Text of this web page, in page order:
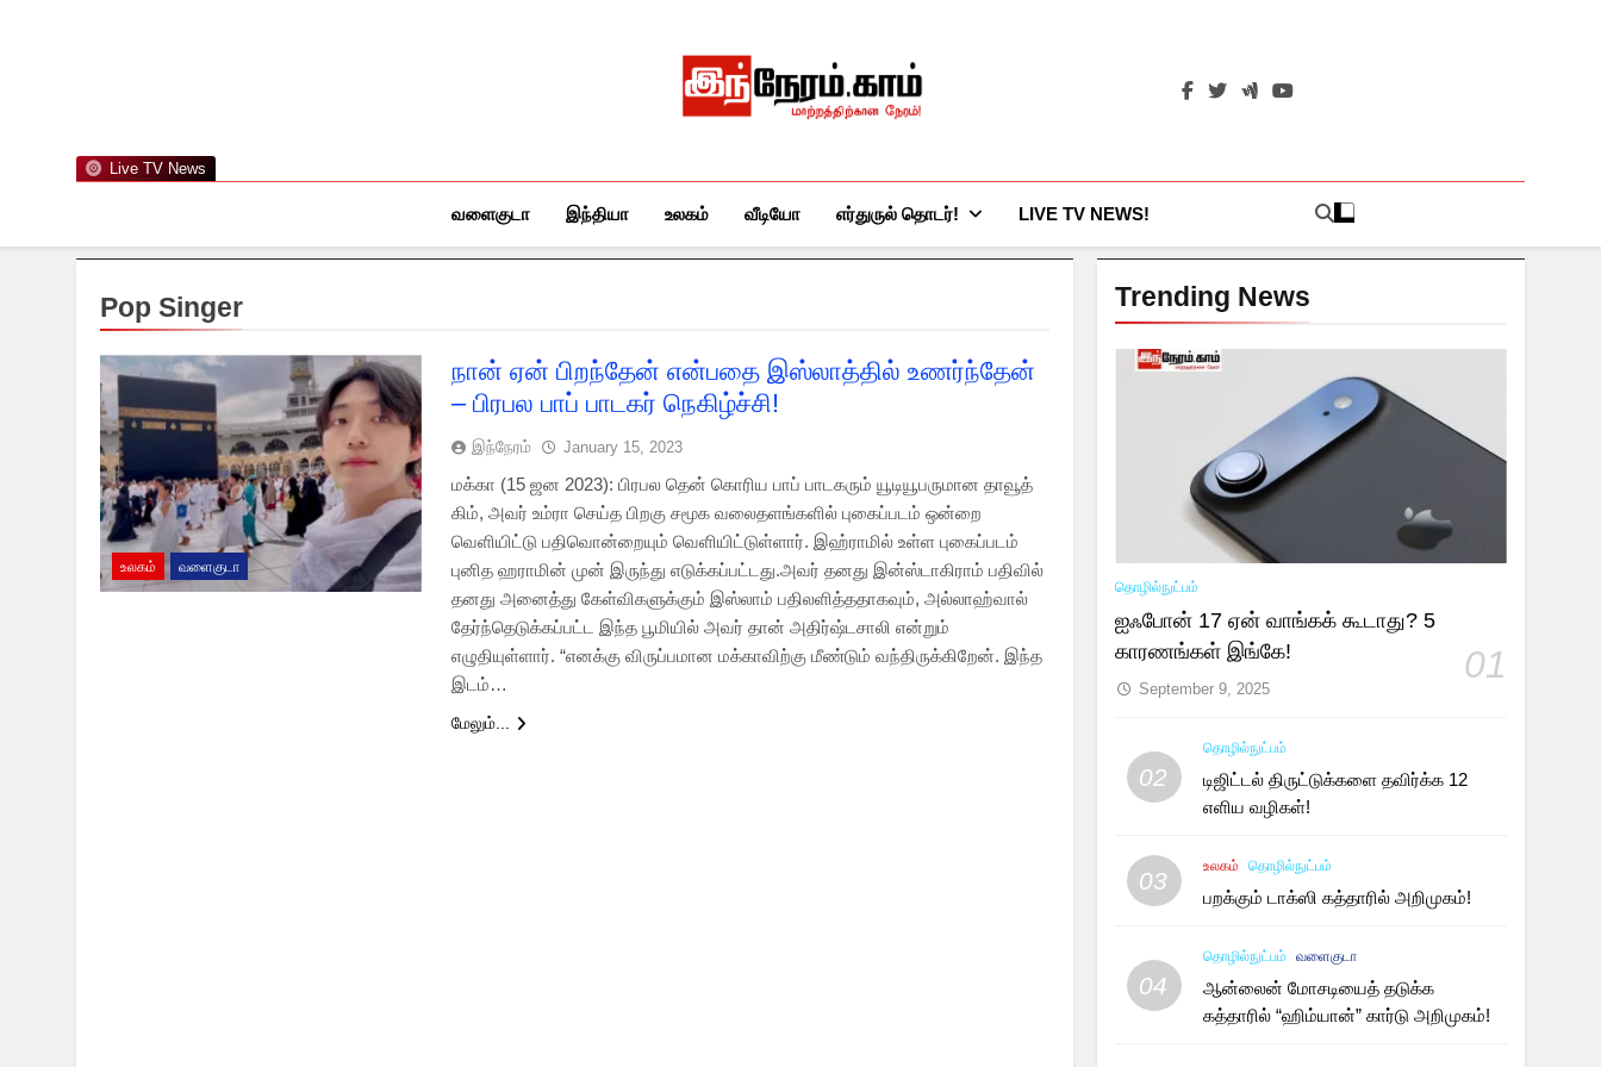
Live TV News இந்நேரம்.காம்
வளைகுடா இந்தியா உலகம் வீடியோ எர்துருல் தொடர்! LIVE TV NEWS!
Pop Singer
உலகம் வளைகுடா
நான் ஏன் பிறந்தேன் என்பதை இஸ்லாத்தில் உணர்ந்தேன்
– பிரபல பாப் பாடகர் நெகிழ்ச்சி!
இந்நேரம் January 15, 2023
மக்கா (15 ஜன 2023): பிரபல தென் கொரிய பாப் பாடகரும் யூடியூபருமான தாவூத்
கிம், அவர் உம்ரா செய்த பிறகு சமூக வலைதளங்களில் புகைப்படம் ஒன்றை
வெளியிட்டு பதிவொன்றையும் வெளியிட்டுள்ளார். இஹ்ராமில் உள்ள புகைப்படம்
புனித ஹராமின் முன் இருந்து எடுக்கப்பட்டது.அவர் தனது இன்ஸ்டாகிராம் பதிவில்
தனது அனைத்து கேள்விகளுக்கும் இஸ்லாம் பதிலளித்ததாகவும், அல்லாஹ்வால்
தேர்ந்தெடுக்கப்பட்ட இந்த பூமியில் அவர் தான் அதிர்ஷ்டசாலி என்றும்
எழுதியுள்ளார். “எனக்கு விருப்பமான மக்காவிற்கு மீண்டும் வந்திருக்கிறேன். இந்த
இடம்…
மேலும்...
Trending News
தொழில்நுட்பம்
ஐஃபோன் 17 ஏன் வாங்கக் கூடாது? 5
காரணங்கள் இங்கே!
01
September 9, 2025
02
தொழில்நுட்பம்
டிஜிட்டல் திருட்டுக்களை தவிர்க்க 12
எளிய வழிகள்!
03
உலகம் தொழில்நுட்பம்
பறக்கும் டாக்ஸி கத்தாரில் அறிமுகம்!
04
தொழில்நுட்பம் வளைகுடா
ஆன்லைன் மோசடியைத் தடுக்க
கத்தாரில் “ஹிம்யான்” கார்டு அறிமுகம்!